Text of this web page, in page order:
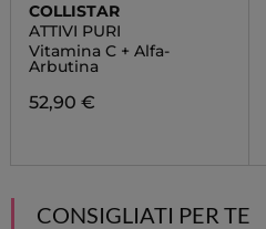
COLLISTAR
ATTIVI PURI
Vitamina C + Alfa-
Arbutina
52,90 €
CONSIGLIATI PER TE